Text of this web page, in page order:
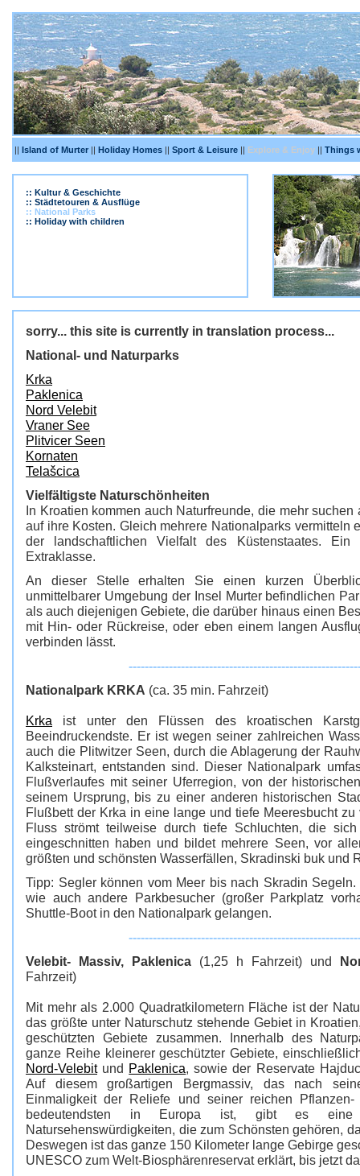
|| Island of Murter || Holiday Homes || Sport & Leisure || Explore & Enjoy || Things
:: Kultur & Geschichte
:: Städtetouren & Ausflüge
:: National Parks
:: Holiday with children
sorry... this site is currently in translation process...
National- und Naturparks
Krka
Paklenica
Nord Velebit
Vraner See
Plitvicer Seen
Kornaten
Telašcica
Vielfältigste Naturschönheiten
In Kroatien kommen auch Naturfreunde, die mehr
auf ihre Kosten. Gleich mehrere Nationalparks vermitteln
der landschaftlichen Vielfalt des Küstenstaates. Ein
Extraklasse.
An dieser Stelle erhalten Sie einen kurzen
unmittelbarer Umgebung der Insel Murter befindlichen
als auch diejenigen Gebiete, die darüber hinaus einen
mit Hin- oder Rückreise, oder eben einem langen
verbinden lässt.
Nationalpark KRKA (ca. 35 min. Fahrzeit)
Krka ist unter den Flüssen des kroatischen
Beeindruckendste. Er ist wegen seiner zahlreichen
auch die Plitwitzer Seen, durch die Ablagerung der
Kalksteinart, entstanden sind. Dieser Nationalpark
Flußverlaufes mit seiner Uferregion, von der
seinem Ursprung, bis zu einer anderen historischen
Flußbett der Krka in eine lange und tiefe Meeresbucht
Fluss strömt teilweise durch tiefe Schluchten, die
eingeschnitten haben und bildet mehrere Seen, vor
größten und schönsten Wasserfällen, Skradinski buk und
Tipp: Segler können vom Meer bis nach Skradin
wie auch andere Parkbesucher (großer Parkplatz
Shuttle-Boot in den Nationalpark gelangen.
Velebit- Massiv, Paklenica (1,25 h Fahrzeit) und
Fahrzeit)
Mit mehr als 2.000 Quadratkilometern Fläche ist der
das größte unter Naturschutz stehende Gebiet in
geschützten Gebiete zusammen. Innerhalb des
ganze Reihe kleinerer geschützter Gebiete,
Nord-Velebitund Paklenica, sowie der Reservate
Auf diesem großartigen Bergmassiv, das nach
Einmaligkeit der Reliefe und seiner reichen
bedeutendsten in Europa ist, gibt es
Natursehenswürdigkeiten, die zum Schönsten gehören,
Deswegen ist das ganze 150 Kilometer lange Gebirge
UNESCO zum Welt-Biosphärenreservat erklärt, bis jetzt